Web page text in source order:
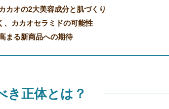
カオの2大美容成分と肌づくり
、カカオセラミドの可能性
まる新商品への期待
正体とは？